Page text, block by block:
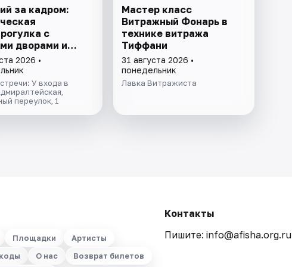
за кадром:
с
дворами и
2026 •
У входа в
переулок, 1
Мастер класс
Витражный Фонарь в
технике витража
Тиффани
31 августа 2026 •
понедельник
Лавка Витражиста
Площадки
Артисты
О нас Возврат билетов
Контакты
Пишите: info@afisha.org.ru